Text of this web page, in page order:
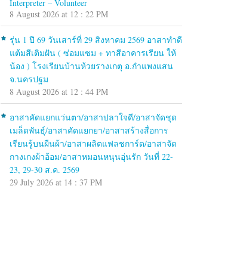
Interpreter – Volunteer
8 August 2026 at 12 : 22 PM
รุ่น 1 ปี 69 วันเสาร์ที่ 29 สิงหาคม 2569 อาสาทำดี
แต้มสีเติมฝัน ( ซ่อมแซม + ทาสีอาคารเรียน ให้
น้อง ) โรงเรียนบ้านห้วยรางเกตุ อ.กำแพงแสน
จ.นครปฐม
8 August 2026 at 12 : 44 PM
อาสาคัดแยกแว่นตา/อาสาปลาใจดี/อาสาจัดชุด
เมล็ดพันธุ์/อาสาคัดแยกยา/อาสาสร้างสื่อการ
เรียนรู้บนผืนผ้า/อาสาผลิตแฟลชการ์ด/อาสาจัด
กางเกงผ้าอ้อม/อาสาหมอนหนุนอุ่นรัก วันที่ 22-
23, 29-30 ส.ค. 2569
29 July 2026 at 14 : 37 PM